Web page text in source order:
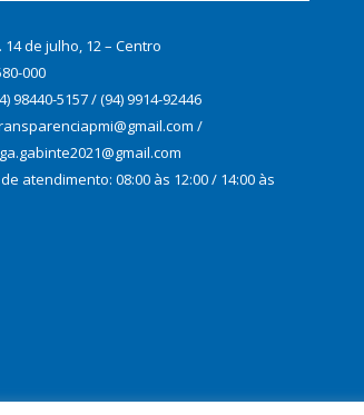
14 de julho, 12 – Centro
000
98440-5157 / (94) 9914-92446
/
atendimento: 08:00 às 12:00 / 14:00 às